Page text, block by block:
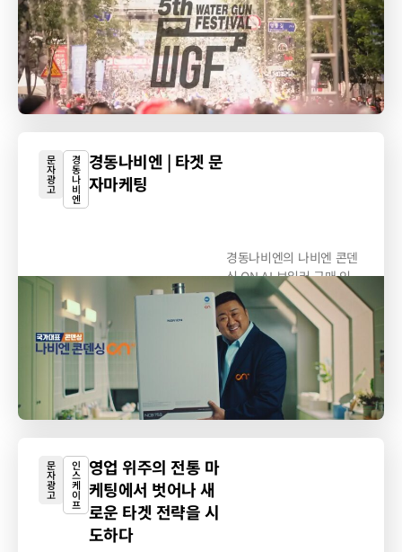
문
자
광
고
경
동
나
비
엔
경동나비엔 | 타겟 문
자마케팅
경동나비엔의 나비엔 콘덴
싱 ON AI 보일러 구매 인
증...
문
자
광
고
인
스
케
이
프
영업 위주의 전통 마
케팅에서 벗어나 새
로운 타겟 전략을 시
도하다